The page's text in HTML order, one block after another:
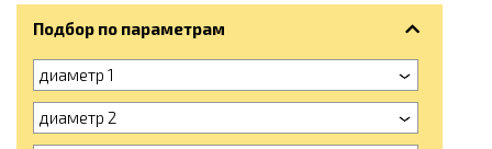
Подбор по параметрам
диаметр 1
диаметр 2